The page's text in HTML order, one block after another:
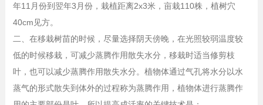
年11月份到翌年3月份，栽植距离2x3米，亩栽110株，植树穴
40cm见方。
二、在移栽树苗的时候，尽量选择阴天傍晚，在光照较弱温度较
低的时候移栽，可减少蒸腾作用散失水分，移栽时适当修剪枝
叶，也可以减少蒸腾作用散失水分。植物体通过气孔将水分以水
蒸气的形式散失到体外的过程称为蒸腾作用，植物体进行蒸腾作